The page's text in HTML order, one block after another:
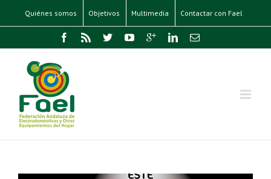
Quiénes somos Objetivos Multimedia Contactar con Fael